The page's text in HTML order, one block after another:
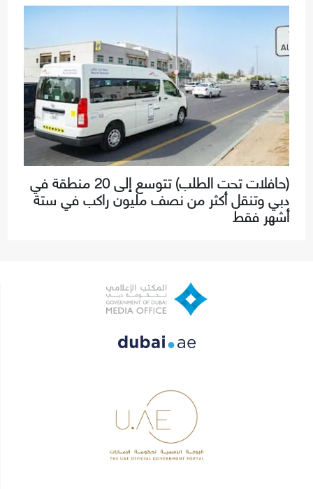
(حافلات تحت الطلب) تتوسع إلى 20 منطقة في
دبي وتنقل أكثر من نصف مليون راكب في ستة
أشهر فقط